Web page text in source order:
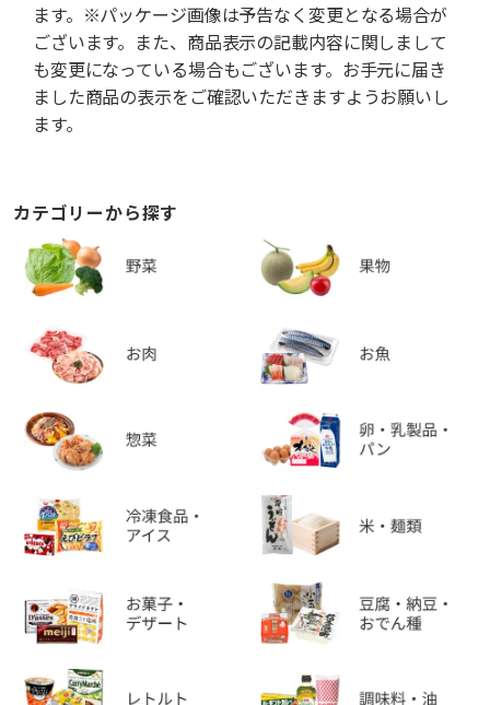
ます。※パッケージ画像は予告なく変更となる場合が
ございます。また、商品表示の記載内容に関しまして
も変更になっている場合もございます。お手元に届き
ました商品の表示をご確認いただきますようお願いし
ます。
カテゴリーから探す